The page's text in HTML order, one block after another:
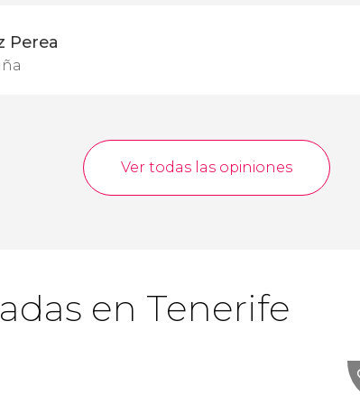
Perea
Ver todas las opiniones
en Tenerife